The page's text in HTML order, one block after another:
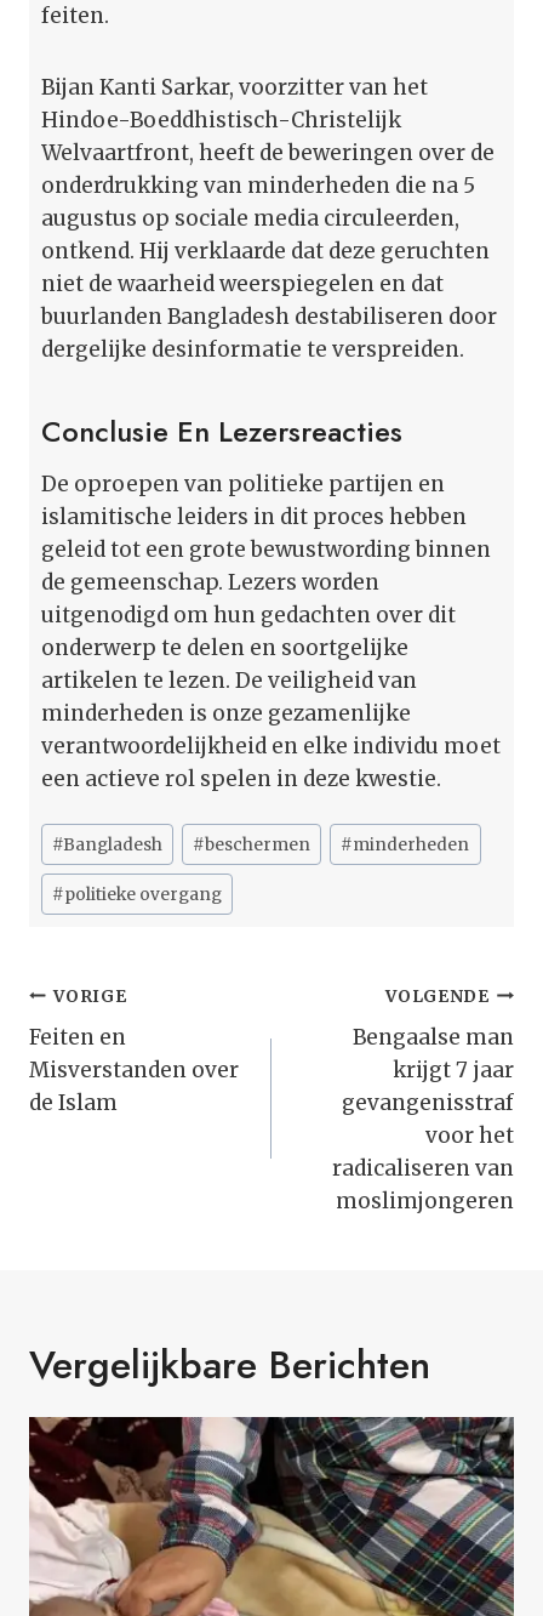
feiten.
Bijan Kanti Sarkar, voorzitter van het
Hindoe-Boeddhistisch-Christelijk
Welvaartfront, heeft de beweringen over de
onderdrukking van minderheden die na 5
augustus op sociale media circuleerden,
ontkend. Hij verklaarde dat deze geruchten
niet de waarheid weerspiegelen en dat
buurlanden Bangladesh destabiliseren door
dergelijke desinformatie te verspreiden.
Conclusie En Lezersreacties
De oproepen van politieke partijen en
islamitische leiders in dit proces hebben
geleid tot een grote bewustwording binnen
de gemeenschap. Lezers worden
uitgenodigd om hun gedachten over dit
onderwerp te delen en soortgelijke
artikelen te lezen. De veiligheid van
minderheden is onze gezamenlijke
verantwoordelijkheid en elke individu moet
een actieve rol spelen in deze kwestie.
Bericht
tags:
#Bangladesh #beschermen #minderheden
#politieke overgang
Bericht
Navigatie
VORIGE
Feiten en
Misverstanden over
de Islam
VOLGENDE
Bengaalse man
krijgt 7 jaar
gevangenisstraf
voor het
radicaliseren van
moslimjongeren
Vergelijkbare Berichten